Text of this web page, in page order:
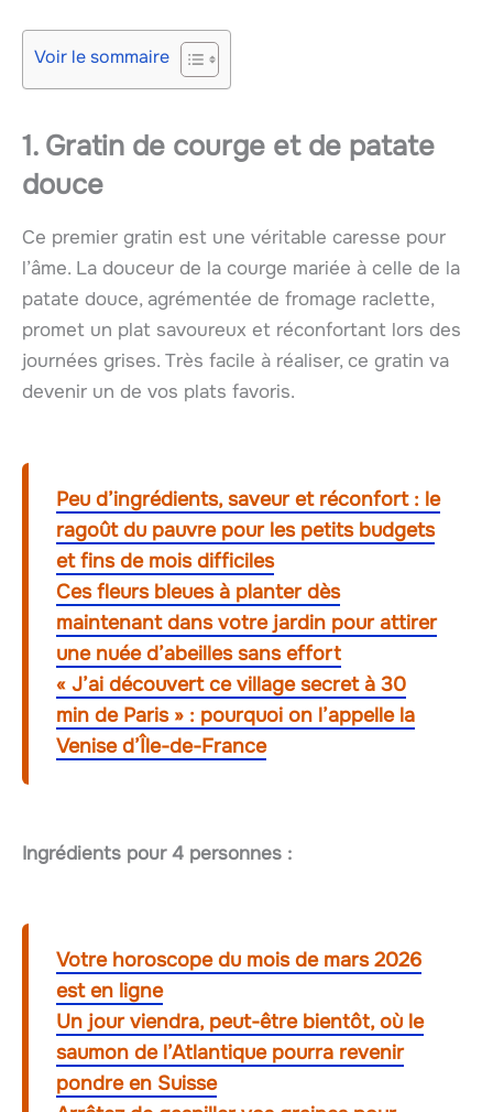
Voir le sommaire
1. Gratin de courge et de patate
douce
Ce premier gratin est une véritable caresse pour
l’âme. La douceur de la courge mariée à celle de la
patate douce, agrémentée de fromage raclette,
promet un plat savoureux et réconfortant lors des
journées grises. Très facile à réaliser, ce gratin va
devenir un de vos plats favoris.
Peu d’ingrédients, saveur et réconfort : le
ragoût du pauvre pour les petits budgets
et fins de mois difficiles
Ces fleurs bleues à planter dès
maintenant dans votre jardin pour attirer
une nuée d’abeilles sans effort
« J’ai découvert ce village secret à 30
min de Paris » : pourquoi on l’appelle la
Venise d’Île-de-France
Ingrédients pour 4 personnes :
Votre horoscope du mois de mars 2026
est en ligne
Un jour viendra, peut-être bientôt, où le
saumon de l’Atlantique pourra revenir
pondre en Suisse